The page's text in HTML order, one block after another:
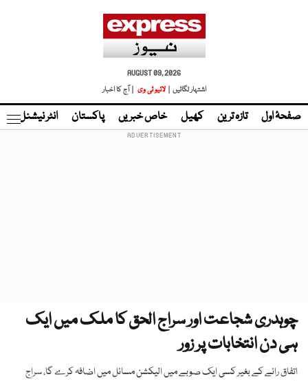
AUGUST 09, 2026
اشتہار لگائیں |
لائیو ٹی وی | آج کا اخبار
صفحۂ اول تازہ ترین کھیل خاص خبریں پاکستان انٹر نیشنل
چوہدری شجاعت اور سراج الحق کا ملک میں ایک
ہی دن انتخابات پر زور
اتفاق رائے کے بغیر کسی ایک صوبے میں الیکشن مسائل میں اضافہ کرے گا، سراج